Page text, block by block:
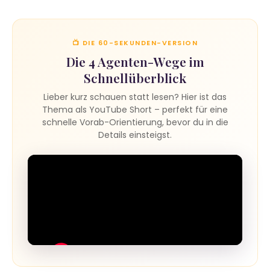
📺 DIE 60-SEKUNDEN-VERSION
Die 4 Agenten-Wege im
Schnellüberblick
Lieber kurz schauen statt lesen? Hier ist das
Thema als YouTube Short – perfekt für eine
schnelle Vorab-Orientierung, bevor du in die
Details einsteigst.